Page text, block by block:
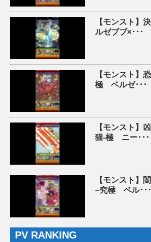
【モンスト】
ルゼブブ×･･･
【モンスト】
極 ベルゼ･･･
【モンスト】
猫-極 ニー･･･
【モンスト】
−究極 ベル･･･
PV RANKING